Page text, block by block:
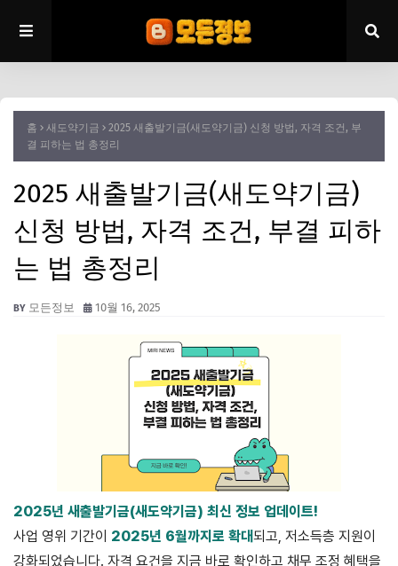
홈 새도약기금
2025 새출발기금(새도약기금) 신청 방법, 자격 조건, 부
결 피하는 법 총정리
2025 새출발기금(새도약기금)
신청 방법, 자격 조건, 부결 피하
는 법 총정리
모든정보 10월 16, 2025
2025년 새출발기금(새도약기금) 최신 정보 업데이트!
사업 영위 기간이 2025년 6월까지로 확대되고, 저소득층 지원이
강화되었습니다. 자격 요건을 지금 바로 확인하고 채무 조정 혜택을